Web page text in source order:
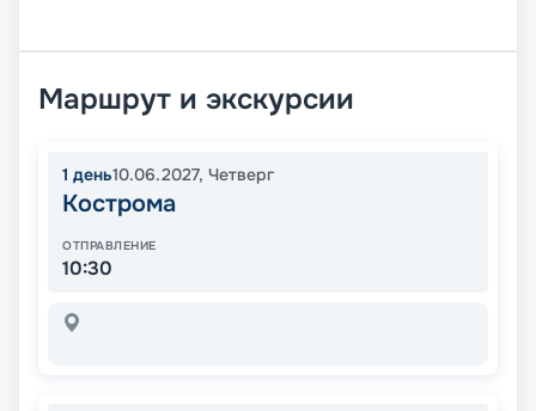
Маршрут и экскурсии
1 день10.06.2027, Четверг
Кострома
ОТПРАВЛЕНИЕ
10:30